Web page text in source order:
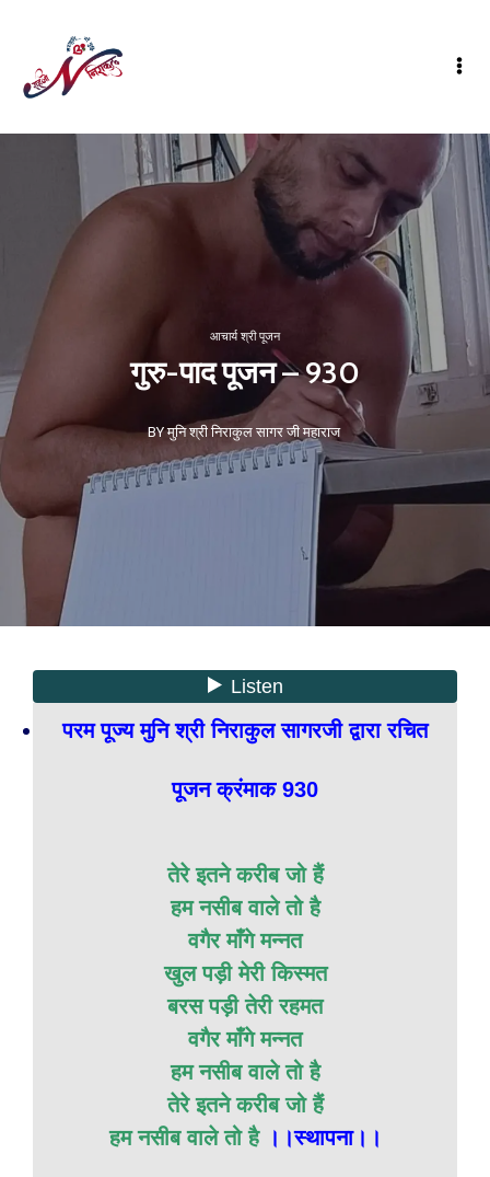
आचार्य श्री पूजन
गुरु-पाद पूजन – 930
BY मुनि श्री निराकुल सागर जी महाराज
परम पूज्य मुनि श्री निराकुल सागरजी द्वारा रचित
पूजन क्रंमाक 930
तेरे इतने करीब जो हैं
हम नसीब वाले तो है
वगैर माँगे मन्नत
खुल पड़ी मेरी किस्मत
बरस पड़ी तेरी रहमत
वगैर माँगे मन्नत
हम नसीब वाले तो है
तेरे इतने करीब जो हैं
हम नसीब वाले तो है।।स्थापना।।